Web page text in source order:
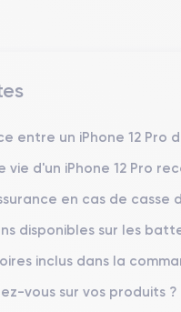
entre un iPhone 12 Pro
d'un iPhone 12 Pro
en cas de casse
disponibles sur les
inclus dans la
vous sur vos produits ?